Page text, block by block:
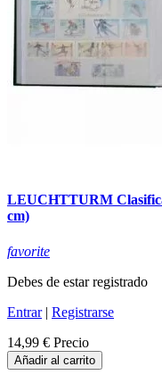
LEUCHTTURM
cm)
favorite
Debes de estar registrado
Entrar| Registrarse
14,99 € Precio
Añadir al carrito